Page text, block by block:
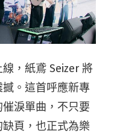
，紙鳶 Seizer 將
。這首呼應新專
淚單曲，不只要
頁，也正式為樂